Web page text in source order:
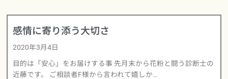
感情に寄り添う大切さ
2020年3月4日
目的は「安心」をお届けする事 先月末から花粉と闘う診断士の
近藤です。 ご相談者F様から言われて嬉しか…